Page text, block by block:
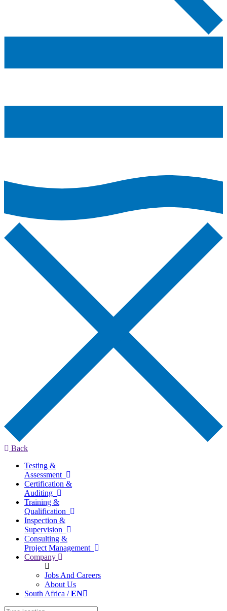
Back
Testing &
Assessment
Certification &
Auditing
Training &
Qualification
Inspection &
Supervision
Consulting &
Project Management
Company
Jobs And Careers
About Us
South Africa /EN